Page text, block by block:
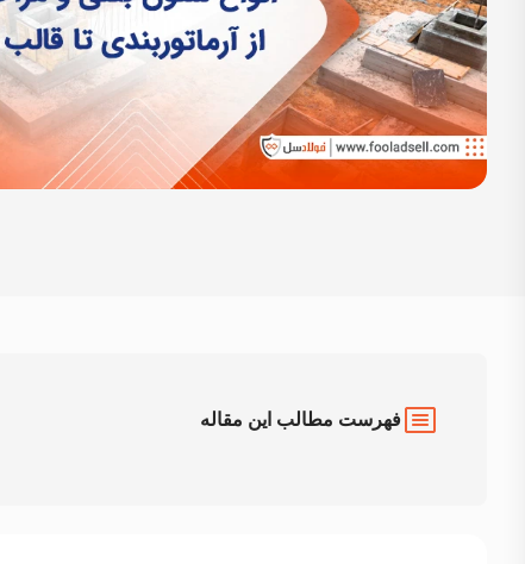
فهرست مطالب این مقاله